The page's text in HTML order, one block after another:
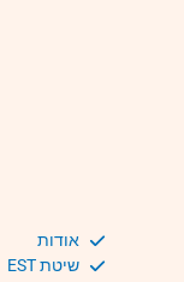
אודות
שיטת EST